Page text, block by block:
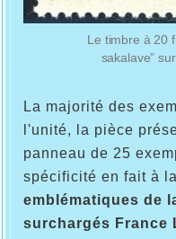
Le timbre à 20
sakalave”
La majorité des
l'unité, la pièce
panneau de 25
spécificité en fait à
emblématiques de
surchargés France